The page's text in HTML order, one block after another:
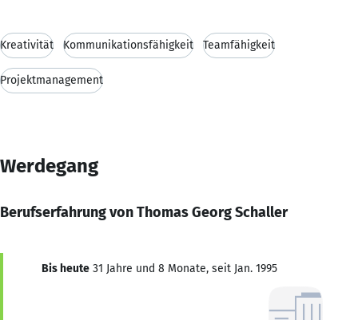
Kreativität Kommunikationsfähigkeit Teamfähigkeit
Projektmanagement
Werdegang
Berufserfahrung von Thomas Georg Schaller
Bis heute 31 Jahre und 8 Monate, seit Jan. 1995